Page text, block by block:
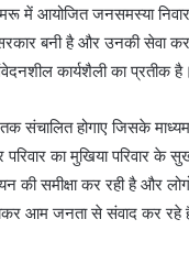
आयोजित जनसमस्या
बनी है और उनकी सेवा
कार्यशैली का प्रतीक है।
संचालित होगाए जिसके
परिवार का मुखिया परिवार
की समीक्षा कर रही है और
आम जनता से संवाद कर रहे